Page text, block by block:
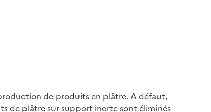
de produits en plâtre. A défaut,
de plâtre sur support inerte sont éliminés